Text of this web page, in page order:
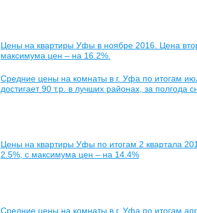
Цены на квартиры Уфы в ноябре 2016. Цена
максимума цен – на 16.2%.
Средние цены на комнаты в г. Уфа по итогам
достигает 90 т.р. в лучших районах, за полгода
Цены на квартиры Уфы по итогам 2 квартала
2.5%, с максимума цен – на 14.4%
Средние цены на комнаты в г. Уфа по итогам